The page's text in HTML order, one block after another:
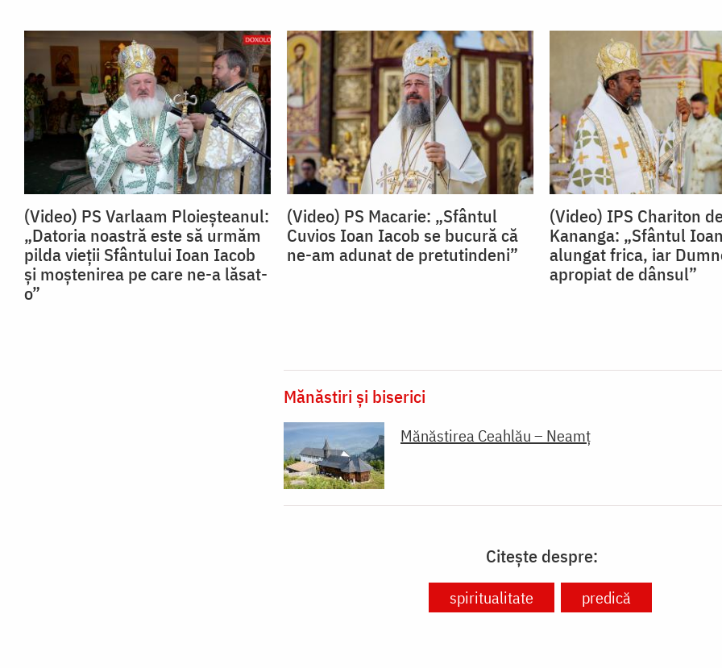
(Video) PS Varlaam Ploieșteanul:
„Datoria noastră este să urmăm
pilda vieții Sfântului Ioan Iacob
și moștenirea pe care ne-a lăsat-
o”
(Video) PS Macarie: „Sfântul
Cuvios Ioan Iacob se bucură că
ne-am adunat de pretutindeni”
(Video) IPS Chariton
Kananga: „Sfântul
alungat frica, iar
apropiat de dânsul”
Mănăstiri și biserici
Mănăstirea Ceahlău – Neamț
Citește despre:
spiritualitate predică